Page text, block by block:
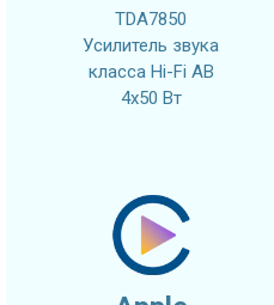
TDA7850
Усилитель звука
класса Hi-Fi AB
4x50 Вт